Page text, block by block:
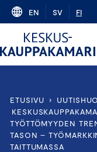
Skip
content
EN SV FI
ETUSIVU ›
TYÖTTÖMYYDEN
TASON –
TAITTUMASSA